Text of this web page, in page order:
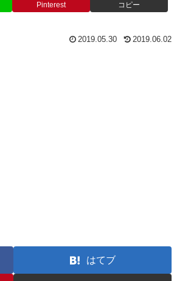
Pinterest コピー
2019.05.30 2019.06.02
はてブ